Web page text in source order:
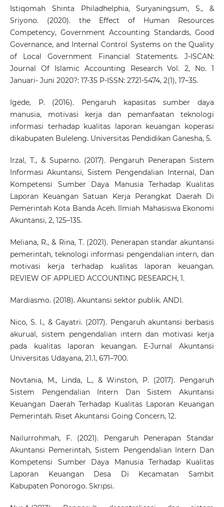
Istiqomah Shinta Philadhelphia, Suryaningsum, S., &
Sriyono. (2020). the Effect of Human Resources
Competency, Government Accounting Standards, Good
Governance, and Internal Control Systems on the Quality
of Local Government Financial Statements. J-ISCAN:
Journal Of Islamic Accounting Research Vol. 2, No. 1
Januari- Juni 2020?: 17-35 P-ISSN: 2721-5474, 2(1), 17–35.
Igede, P. (2016). Pengaruh kapasitas sumber daya
manusia, motivasi kerja dan pemanfaatan teknologi
informasi terhadap kualitas laporan keuangan koperasi
dikabupaten Buleleng. Universitas Pendidikan Ganesha, 5.
Irzal, T., & Suparno. (2017). Pengaruh Penerapan Sistem
Informasi Akuntansi, Sistem Pengendalian Internal, Dan
Kompetensi Sumber Daya Manusia Terhadap Kualitas
Laporan Keuangan Satuan Kerja Perangkat Daerah Di
Pemerintah Kota Banda Aceh. Ilmiah Mahasiswa Ekonomi
Akuntansi, 2, 125–135.
Meliana, R., & Rina, T. (2021). Penerapan standar akuntansi
pemerintah, teknologi informasi pengendalian intern, dan
motivasi kerja terhadap kualitas laporan keuangan.
REVIEW OF APPLIED ACCOUNTING RESEARCH, 1.
Mardiasmo. (2018). Akuntansi sektor publik. ANDI.
Nico, S. I., & Gayatri. (2017). Pengaruh akuntansi berbasis
akurual, sistem pengendalian intern dan motivasi kerja
pada kualitas laporan keuangan. E-Jurnal Akuntansi
Universitas Udayana, 21.1, 671–700.
Novtania, M., Linda, L., & Winston, P. (2017). Pengaruh
Sistem Pengendalian Intern Dan Sistem Akuntansi
Keuangan Daerah Terhadap Kualitas Laporan Keuangan
Pemerintah. Riset Akuntansi Going Concern, 12.
Nailurrohmah, F. (2021). Pengaruh Penerapan Standar
Akuntansi Pemerintah, Sistem Pengendalian Intern Dan
Kompetensi Sumber Daya Manusia Terhadap Kualitas
Laporan Keuangan Desa Di Kecamatan Sambit
Kabupaten Ponorogo. Skripsi.